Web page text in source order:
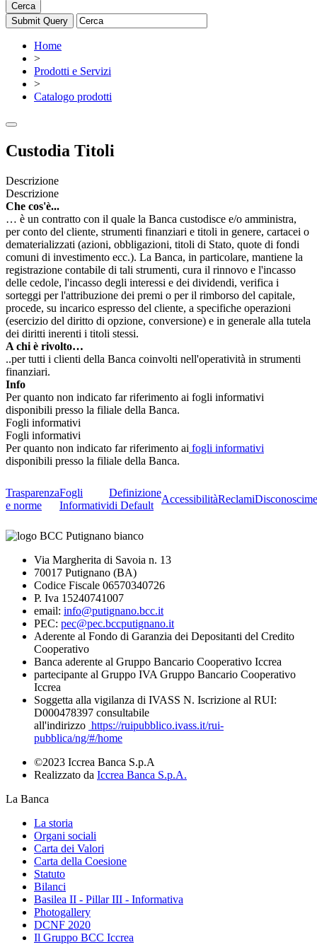
Cerca
Home
>
Prodotti e Servizi
>
Catalogo prodotti
Custodia Titoli
Descrizione
Descrizione
Che cos'è...
… è un contratto con il quale la Banca custodisce e/o amministra,
per conto del cliente, strumenti finanziari e titoli in genere, cartacei o
dematerializzati (azioni, obbligazioni, titoli di Stato, quote di fondi
comuni di investimento ecc.). La Banca, in particolare, mantiene la
registrazione contabile di tali strumenti, cura il rinnovo e l'incasso
delle cedole, l'incasso degli interessi e dei dividendi, verifica i
sorteggi per l'attribuzione dei premi o per il rimborso del capitale,
procede, su incarico espresso del cliente, a specifiche operazioni
(esercizio del diritto di opzione, conversione) e in generale alla tutela
dei diritti inerenti i titoli stessi.
A chi è rivolto…
..per tutti i clienti della Banca coinvolti nell'operatività in strumenti
finanziari.
Info
Per quanto non indicato far riferimento ai fogli informativi
disponibili presso la filiale della Banca.
Fogli informativi
Fogli informativi
Per quanto non indicato far riferimento ai fogli informativi
disponibili presso la filiale della Banca.
Trasparenza
e norme
Fogli
Informativi
Definizione
di Default
AccessibilitàReclami
Via Margherita di Savoia n. 13
70017 Putignano (BA)
Codice Fiscale 06570340726
P. Iva 15240741007
email: info@putignano.bcc.it
PEC: pec@pec.bccputignano.it
Aderente al Fondo di Garanzia dei Depositanti del Credito
Cooperativo
Banca aderente al Gruppo Bancario Cooperativo Iccrea
partecipante al Gruppo IVA Gruppo Bancario Cooperativo
Iccrea
Soggetta alla vigilanza di IVASS N. Iscrizione al RUI:
D000478397 consultabile
all'indirizzo https://ruipubblico.ivass.it/rui-
pubblica/ng/#/home
©2023 Iccrea Banca S.p.A
Realizzato da Iccrea Banca S.p.A.
La Banca
La storia
Organi sociali
Carta dei Valori
Carta della Coesione
Statuto
Bilanci
Basilea II - Pillar III - Informativa
Photogallery
DCNF 2020
Il Gruppo BCC Iccrea